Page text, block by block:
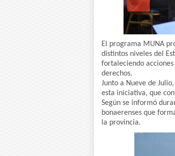
El programa MUNA
distintos niveles del
fortaleciendo
derechos.
Junto a Nueve de
esta iniciativa, que
Según se informó
bonaerenses que
la provincia.